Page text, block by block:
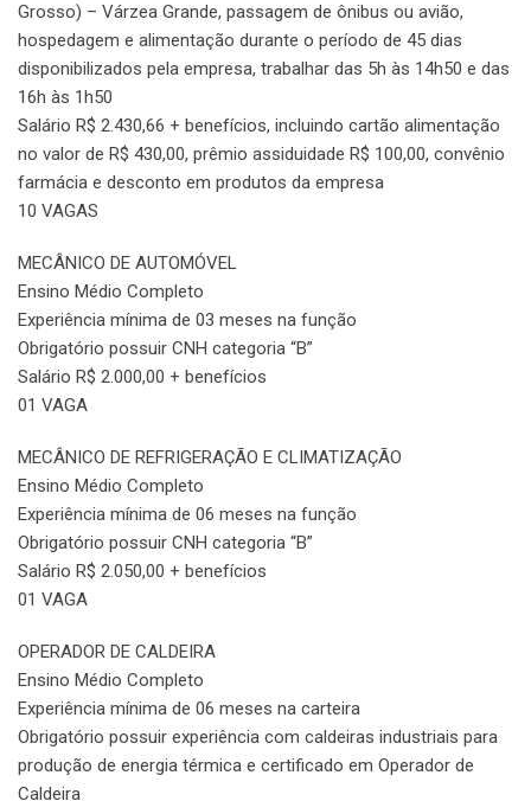
Grosso) – Várzea Grande, passagem de ônibus ou avião,
hospedagem e alimentação durante o período de 45 dias
disponibilizados pela empresa, trabalhar das 5h às 14h50 e das
16h às 1h50
Salário R$ 2.430,66 + benefícios, incluindo cartão alimentação
no valor de R$ 430,00, prêmio assiduidade R$ 100,00, convênio
farmácia e desconto em produtos da empresa
10 VAGAS
MECÂNICO DE AUTOMÓVEL
Ensino Médio Completo
Experiência mínima de 03 meses na função
Obrigatório possuir CNH categoria “B”
Salário R$ 2.000,00 + benefícios
01 VAGA
MECÂNICO DE REFRIGERAÇÃO E CLIMATIZAÇÃO
Ensino Médio Completo
Experiência mínima de 06 meses na função
Obrigatório possuir CNH categoria “B”
Salário R$ 2.050,00 + benefícios
01 VAGA
OPERADOR DE CALDEIRA
Ensino Médio Completo
Experiência mínima de 06 meses na carteira
Obrigatório possuir experiência com caldeiras industriais para
produção de energia térmica e certificado em Operador de
Caldeira